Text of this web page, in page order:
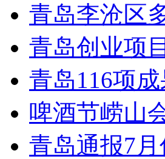
青岛李沧区
青岛创业项
青岛116项
啤酒节崂山
青岛通报7